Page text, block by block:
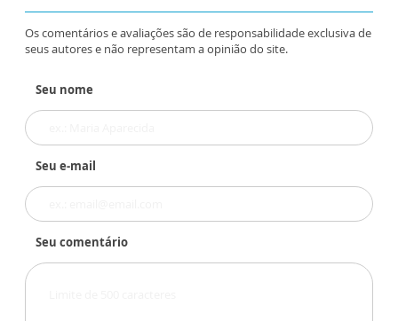
Os comentários e avaliações são de responsabilidade exclusiva de
seus autores e não representam a opinião do site.
Seu nome
Seu e-mail
Seu comentário